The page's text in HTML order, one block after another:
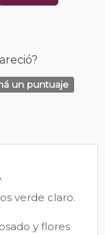
un puntuaje
verde claro.
y flores